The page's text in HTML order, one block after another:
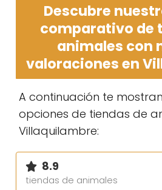
Descubre
comparativo de
animales con
valoraciones en
A continuación te
opciones de tiendas de
Villaquilambre:
8.9
tiendas de animales